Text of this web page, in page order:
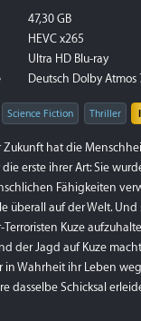
47,30 GB
HEVC x265
Ultra HD Blu-ray
Deutsch Dolby Atmos
Science Fiction Thriller
Zukunft hat die
die erste ihrer Art: Sie
Fähigkeiten
überall auf der Welt.
Kuze
der Jagd auf Kuze
Wahrheit ihr Leben
dasselbe Schicksal